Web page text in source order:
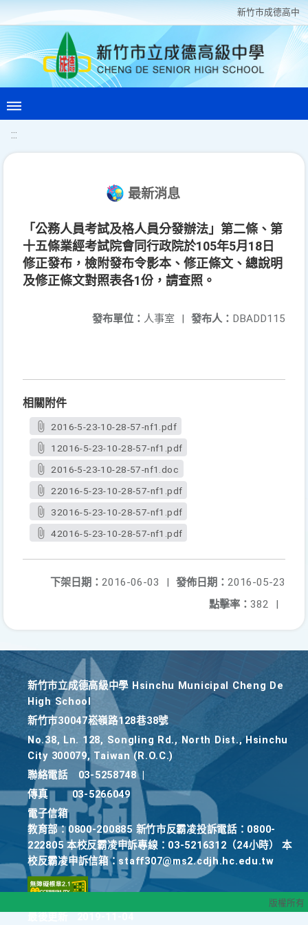
新竹巿成德高中
:::
最新消息
「公務人員考試及格人員分發辦法」第二條、第
十五條業經考試院會同行政院於105年5月18日
修正發布，檢附發布令影本、修正條文、總說明
及修正條文對照表各1份，請查照。
發布人： DBADD115
發布單位： 人事室 |
相關附件
2016-5-23-10-28-57-nf1.pdf
12016-5-23-10-28-57-nf1.pdf
2016-5-23-10-28-57-nf1.doc
22016-5-23-10-28-57-nf1.pdf
32016-5-23-10-28-57-nf1.pdf
42016-5-23-10-28-57-nf1.pdf
發佈日期： 2016-05-23
下架日期： 2016-06-03
|
點擊率： 382 |
新竹巿立成德高級中學 Hsinchu Municipal Cheng De
High School
新竹巿30047崧嶺路128巷38號
No.38, Ln. 128, Songling Rd., North Dist., Hsinchu
City 300079, Taiwan (R.O.C.)
聯絡電話
03-5258748
傳真
03-5266049
電子信箱
教育部：0800-200885 新竹市反霸凌投訴電話：0800-
222805 本校反霸凌申訴專線：03-5216312（24小時） 本
校反霸凌申訴信箱：staff307@ms2.cdjh.hc.edu.tw
版權所有